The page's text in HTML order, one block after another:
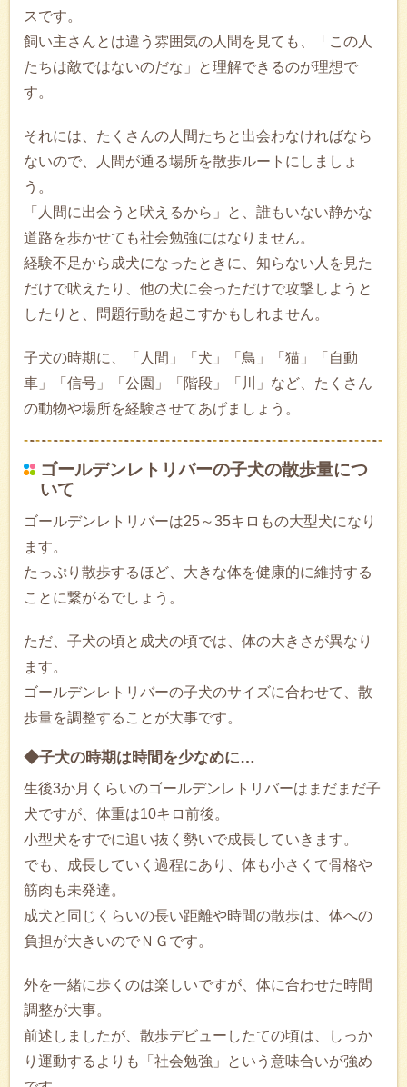
スです。
飼い主さんとは違う雰囲気の人間を見ても、「この人
たちは敵ではないのだな」と理解できるのが理想で
す。
それには、たくさんの人間たちと出会わなければなら
ないので、人間が通る場所を散歩ルートにしましょ
う。
「人間に出会うと吠えるから」と、誰もいない静かな
道路を歩かせても社会勉強にはなりません。
経験不足から成犬になったときに、知らない人を見た
だけで吠えたり、他の犬に会っただけで攻撃しようと
したりと、問題行動を起こすかもしれません。
子犬の時期に、「人間」「犬」「鳥」「猫」「自動
車」「信号」「公園」「階段」「川」など、たくさん
の動物や場所を経験させてあげましょう。
ゴールデンレトリバーの子犬の散歩量につ
いて
ゴールデンレトリバーは25～35キロもの大型犬になり
ます。
たっぷり散歩するほど、大きな体を健康的に維持する
ことに繋がるでしょう。
ただ、子犬の頃と成犬の頃では、体の大きさが異なり
ます。
ゴールデンレトリバーの子犬のサイズに合わせて、散
歩量を調整することが大事です。
◆子犬の時期は時間を少なめに…
生後3か月くらいのゴールデンレトリバーはまだまだ子
犬ですが、体重は10キロ前後。
小型犬をすでに追い抜く勢いで成長していきます。
でも、成長していく過程にあり、体も小さくて骨格や
筋肉も未発達。
成犬と同じくらいの長い距離や時間の散歩は、体への
負担が大きいのでＮＧです。
外を一緒に歩くのは楽しいですが、体に合わせた時間
調整が大事。
前述しましたが、散歩デビューしたての頃は、しっか
り運動するよりも「社会勉強」という意味合いが強め